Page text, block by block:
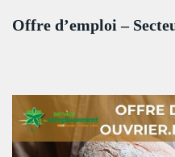
Offre d’emploi –